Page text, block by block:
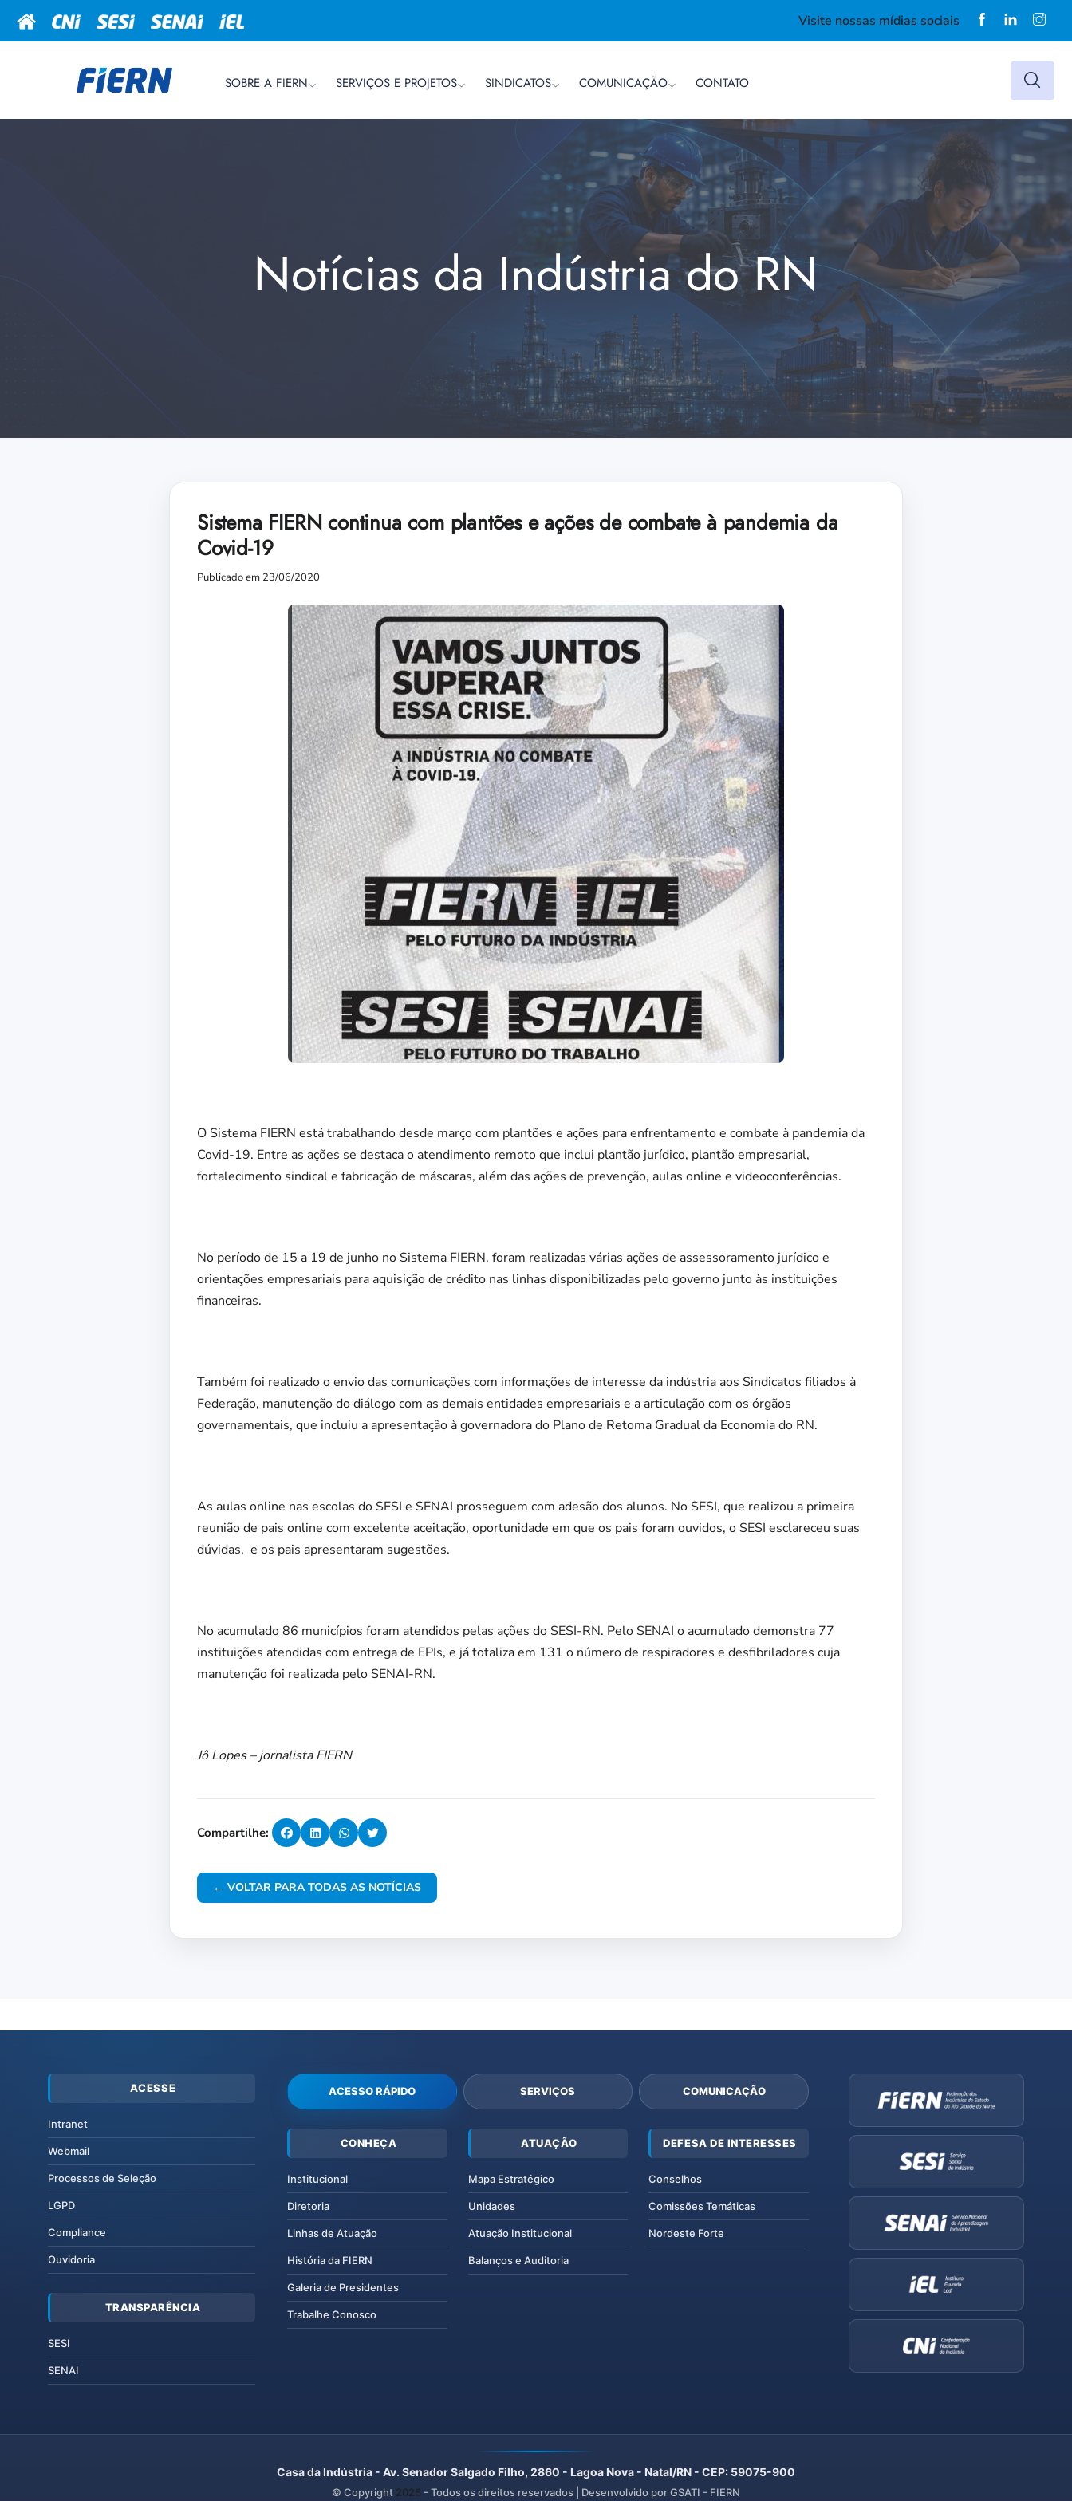
Visite nossas mídias sociais
SOBRE A FIERN SERVIÇOS E PROJETOS SINDICATOS COMUNICAÇÃO CONTATO
Notícias da Indústria do RN
Sistema FIERN continua com plantões e ações de combate à pandemia da
Covid-19
Publicado em 23/06/2020
O Sistema FIERN está trabalhando desde março com plantões e ações para enfrentamento e combate à pandemia da
Covid-19. Entre as ações se destaca o atendimento remoto que inclui plantão jurídico, plantão empresarial,
fortalecimento sindical e fabricação de máscaras, além das ações de prevenção, aulas online e videoconferências.
No período de 15 a 19 de junho no Sistema FIERN, foram realizadas várias ações de assessoramento jurídico e
orientações empresariais para aquisição de crédito nas linhas disponibilizadas pelo governo junto às instituições
financeiras.
Também foi realizado o envio das comunicações com informações de interesse da indústria aos Sindicatos filiados à
Federação, manutenção do diálogo com as demais entidades empresariais e a articulação com os órgãos
governamentais, que incluiu a apresentação à governadora do Plano de Retoma Gradual da Economia do RN.
As aulas online nas escolas do SESI e SENAI prosseguem com adesão dos alunos. No SESI, que realizou a primeira
reunião de pais online com excelente aceitação, oportunidade em que os pais foram ouvidos, o SESI esclareceu suas
dúvidas, e os pais apresentaram sugestões.
No acumulado 86 municípios foram atendidos pelas ações do SESI-RN. Pelo SENAI o acumulado demonstra 77
instituições atendidas com entrega de EPIs, e já totaliza em 131 o número de respiradores e desfibriladores cuja
manutenção foi realizada pelo SENAI-RN.
Jô Lopes – jornalista FIERN
Compartilhe:
← VOLTAR PARA TODAS AS NOTÍCIAS
ACESSE
Intranet
Webmail
Processos de Seleção
LGPD
Compliance
Ouvidoria
TRANSPARÊNCIA
SESI
SENAI
ACESSO RÁPIDO SERVIÇOS COMUNICAÇÃO
CONHEÇA
Institucional
Diretoria
Linhas de Atuação
História da FIERN
Galeria de Presidentes
Trabalhe Conosco
ATUAÇÃO
Mapa Estratégico
Unidades
Atuação Institucional
Balanços e Auditoria
DEFESA DE INTERESSES
Conselhos
Comissões Temáticas
Nordeste Forte
Casa da Indústria - Av. Senador Salgado Filho, 2860 - Lagoa Nova - Natal/RN - CEP: 59075-900
© Copyright 2026 - Todos os direitos reservados | Desenvolvido por GSATI - FIERN